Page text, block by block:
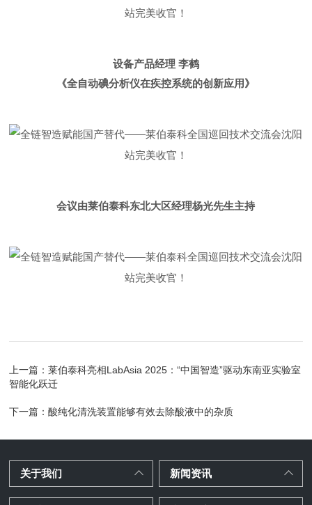
设备产品经理 李鹤
《全自动碘分析仪在疾控系统的创新应用》
会议由莱伯泰科东北大区经理杨光先生主持
上一篇：莱伯泰科亮相LabAsia 2025：“中国智造”驱动东南亚实验室
智能化跃迁
下一篇：酸纯化清洗装置能够有效去除酸液中的杂质
关于我们 新闻资讯